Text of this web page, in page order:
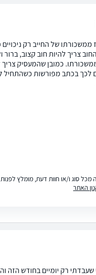
של החייב רק
צריך להיות חוב קצוב,
כמובן שהמעסיק
בכתב מפורשות כשהתחיל
מכל סוג ו/או חוות דעת, מומלץ
האתר
רק יומיים בחודש הזה